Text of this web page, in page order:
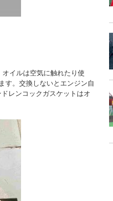
イルは空気に触れたり使
す。交換しないとエンジン自
レンコックガスケットはオ